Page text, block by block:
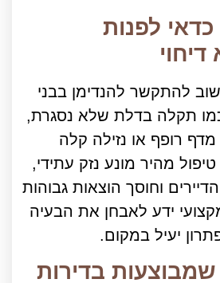
לפנות
להתקשר להנדימן בבני
כמו תקלה בדלת שלא נסגרת,
רופף או נזילה קלה
מהיר מונע נזק עתידי,
וחוסך הוצאות גבוהות
ידע לאבחן את הבעיה
יעיל במקום.
שמבוצעות בדירות